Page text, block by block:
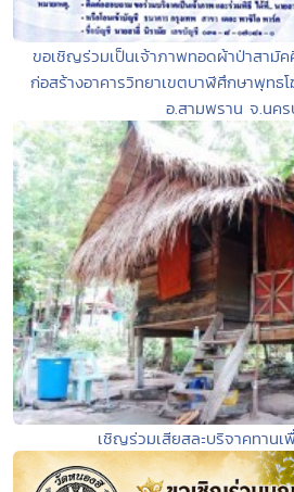
ขอเชิญร่วมเป็นเจ้าภาพทอดผ้าป่าสามั
ก่อสร้างอาคารวิทยาเขตบาฬีศึกษาพุท
อ.สามพราน จ.นค
เชิญร่วมเสียสละบริจาคทาน